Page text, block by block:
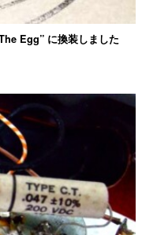
Egg” に換装しました